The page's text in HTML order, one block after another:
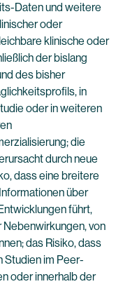
Daten und weitere
oder
klinische oder
der bislang
des bisher
in
oder in weiteren
die
durch neue
dass eine breitere
über
führt,
von
das Risiko, dass
Studien im Peer-
oder innerhalb der